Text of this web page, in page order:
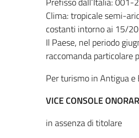
Clima: tropicale semi-
costanti intorno ai 15/
Il Paese, nel periodo
raccomanda particolare
Per turismo in Antigua e
VICE CONSOLE
in assenza di titolare